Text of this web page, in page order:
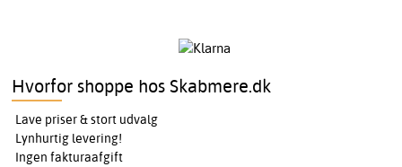
Hvorfor shoppe hos Skabmere.dk
Lave priser & stort udvalg
Lynhurtig levering!
Ingen fakturaafgift